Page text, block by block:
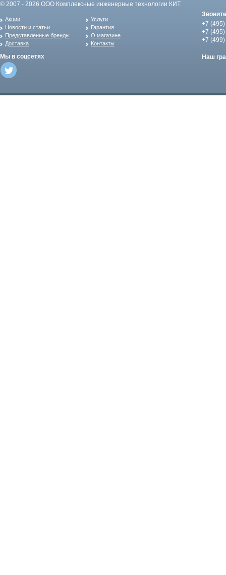
© 2007 - 2026 ООО Комплексные инженерные технологии КИТ.
Акции
Новости и статьи
Представленные бренды
Доставка
Услуги
Гарантия
О магазине
Контакты
Мы в соцсетях
Звоните
+7 (495)
+7 (495)
+7 (499)
Наш